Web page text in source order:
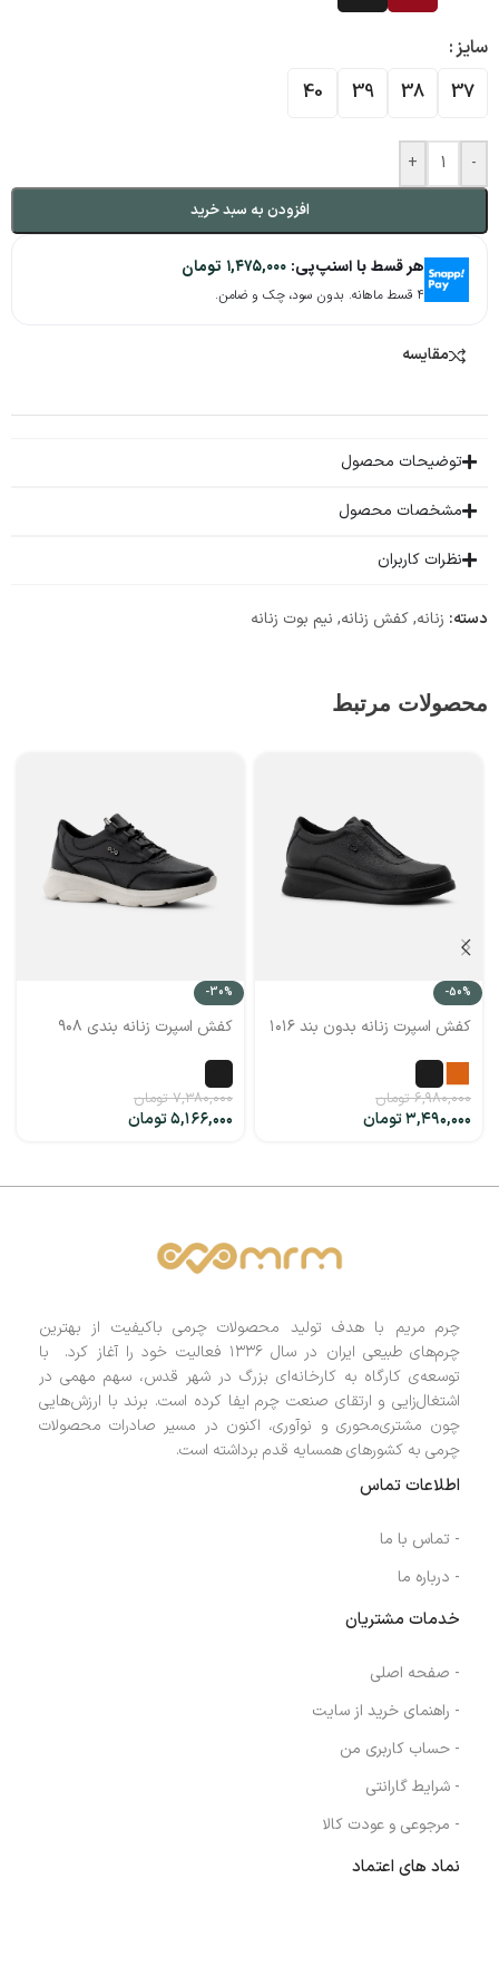
سایز
37
38
39
40
-
+
افزودن به سبد خرید
هر قسط با اسنپ‌پی: ۱,۴۷۵,۰۰۰ تومان
۴ قسط ماهانه. بدون سود، چک و ضامن.
مقایسه
توضیحات محصول
مشخصات محصول
نظرات کاربران
دسته: زنانه,کفش زنانه, نیم بوت زنانه
محصولات مرتبط
-50%
کفش اسپرت زنانه بدون بند ۱۰۱۶
۶,۹۸۰,۰۰۰ تومان
۳,۴۹۰,۰۰۰تومان
-30%
کفش اسپرت زنانه بندی ۹۰۸
۷,۳۸۰,۰۰۰ تومان
۵,۱۶۶,۰۰۰تومان
چرم مریم با هدف تولید محصولات چرمی باکیفیت از بهترین
چرم‌های طبیعی ایران در سال ۱۳۳۶ فعالیت خود را آغاز کرد. با
توسعه‌ی کارگاه به کارخانه‌ای بزرگ در شهر قدس، سهم مهمی در
اشتغال‌زایی و ارتقای صنعت چرم ایفا کرده است. برند با ارزش‌هایی
چون مشتری‌محوری و نوآوری، اکنون در مسیر صادرات محصولات
چرمی به کشورهای همسایه قدم برداشته است.
اطلاعات تماس
- تماس با ما
- درباره ما
خدمات مشتریان
- صفحه اصلی
- راهنمای خرید از سایت
- حساب کاربری من
- شرایط گارانتی
- مرجوعی و عودت کالا
نماد های اعتماد